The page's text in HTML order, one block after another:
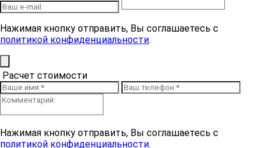
Нажимая кнопку отправить, Вы соглашаетесь с
политикой конфиденциальности.
Расчет стоимости
Нажимая кнопку отправить, Вы соглашаетесь с
политикой конфиденциальности.